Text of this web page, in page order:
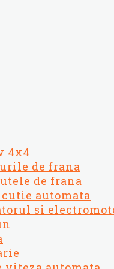
4x4
de frana
de frana
automata
si